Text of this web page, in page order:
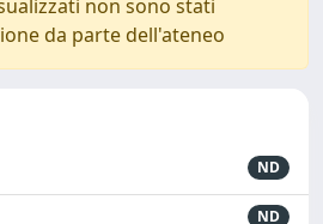
non sono stati
da parte dell'ateneo
ND
ND